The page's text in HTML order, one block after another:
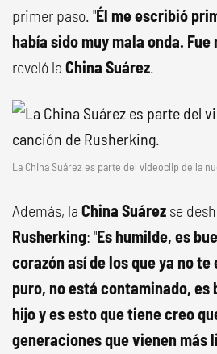
primer paso. "Él me escribió
había sido muy mala onda.
reveló la China Suárez.
La China Suárez es parte del videoclip de la
Además, la China Suárez se
Rusherking: "Es humilde, es
corazón así de los que ya no
puro, no está contaminado, es
hijo y es esto que tiene creo
generaciones que vienen